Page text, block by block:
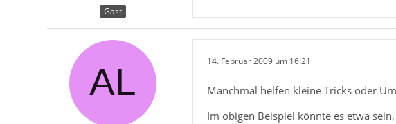
Gast
14. Februar 2009 um 16:21
Manchmal helfen kleine Tricks oder
Im obigen Beispiel könnte es etwa